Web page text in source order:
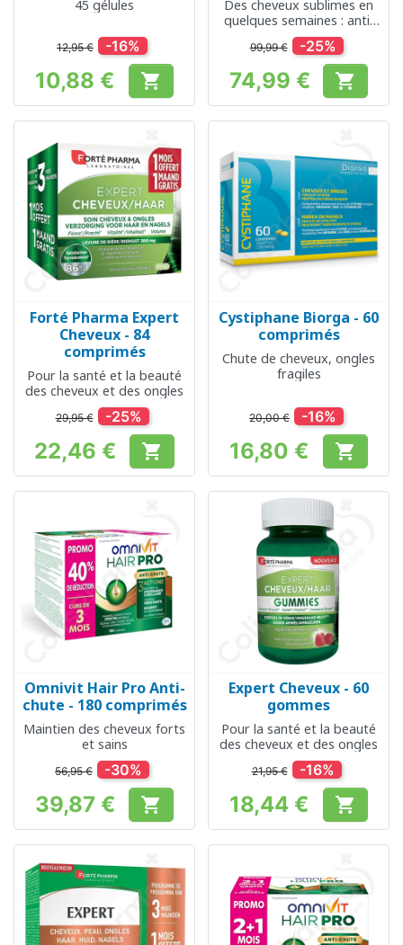
45 gélules
12,95 € -16%
Prix
10,88 € 
Des cheveux sublimes en
quelques semaines : anti-
chute, brillance et
résistance
99,99 € -25%
Prix
74,99 € 
Forté Pharma Expert
Cheveux - 84
comprimés
Pour la santé et la beauté
des cheveux et des ongles
29,95 € -25%
Prix
22,46 € 
Cystiphane Biorga - 60
comprimés
Chute de cheveux, ongles
fragiles
20,00 € -16%
Prix
16,80 € 
Omnivit Hair Pro Anti-
chute - 180 comprimés
Maintien des cheveux forts
et sains
56,95 € -30%
Prix
39,87 € 
Expert Cheveux - 60
gommes
Pour la santé et la beauté
des cheveux et des ongles
21,95 € -16%
Prix
18,44 € 